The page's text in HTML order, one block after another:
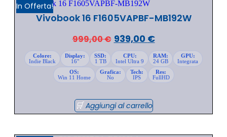
In Offerta!
Vivobook 16 F1605VAPBF-MB192W
999,00€ 939,00 €
Colore:
Indie Black
Display:
16"
SSD:
1 TB
CPU:
Intel Ultra 9
RAM:
24 GB
GPU:
Integrata
OS:
Win 11 Home
Grafica:
No
Tech:
IPS
Res:
FullHD
Aggiungi al carrello